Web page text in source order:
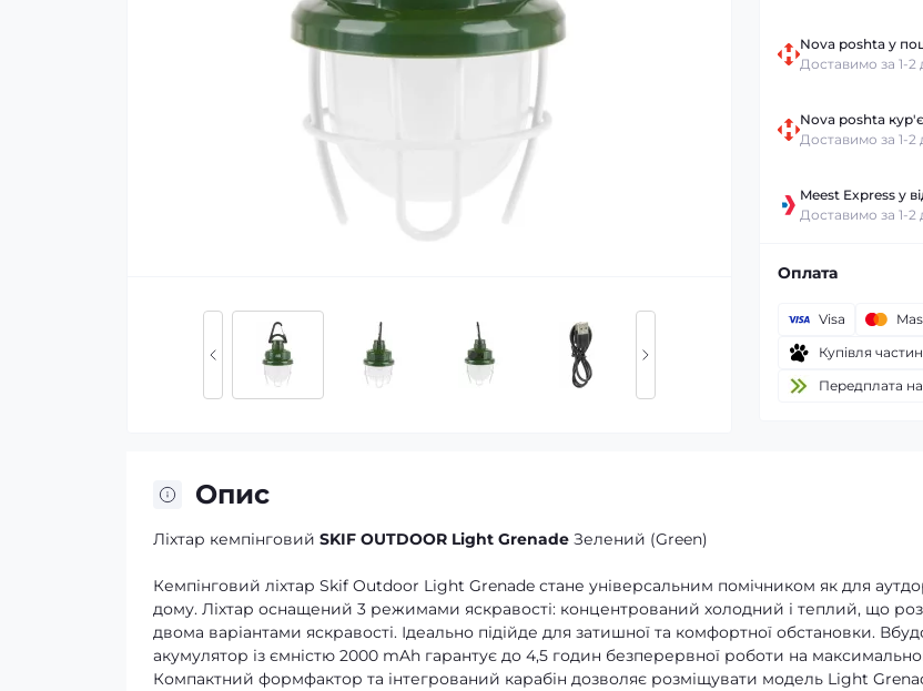
Nova poshta у
Доставимо за 1-2
Nova poshta
Доставимо за 1-2
Meest Express у
Доставимо за 1-2
Оплата
Visa
Купівля
Передплата
Опис
Ліхтар кемпінговий SKIF OUTDOOR Light Grenade Зелений (Green)
Кемпінговий ліхтар Skif Outdoor Light Grenade стане універсальним помічником як для
дому. Ліхтар оснащений 3 режимами яскравості: концентрований холодний і теплий, що
двома варіантами яскравості. Ідеально підійде для затишної та комфортної обстановки.
акумулятор із ємністю 2000 mAh гарантує до 4,5 годин безперервної роботи на
Компактний формфактор та інтегрований карабін дозволяє розміщувати модель Light